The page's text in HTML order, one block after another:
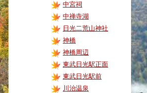
中宮祠
中禅寺湖
日光二荒山神社
神橋
神橋周辺
東武日光駅正面
東武日光駅前
川治温泉